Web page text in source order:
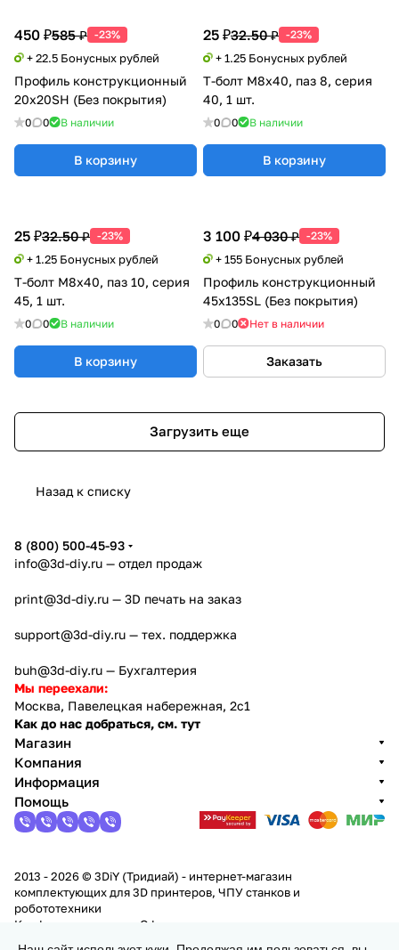
450 ₽585 ₽ -23%
+ 22.5 Бонусных рублей
Профиль конструкционный
20х20SH (Без покрытия)
0 0 В наличии
В корзину
25 ₽32.50 ₽ -23%
+ 1.25 Бонусных рублей
Т-болт М8х40, паз 8, серия
40, 1 шт.
0 0 В наличии
В корзину
25 ₽32.50 ₽ -23%
+ 1.25 Бонусных рублей
Т-болт М8х40, паз 10, серия
45, 1 шт.
0 0 В наличии
В корзину
3 100 ₽4 030 ₽ -23%
+ 155 Бонусных рублей
Профиль конструкционный
45х135SL (Без покрытия)
0 0 Нет в наличии
Заказать
Загрузить еще
Назад к списку
8 (800) 500-45-93
info@3d-diy.ru — отдел продаж
print@3d-diy.ru — 3D печать на заказ
support@3d-diy.ru — тех. поддержка
buh@3d-diy.ru — Бухгалтерия
Мы переехали:
Москва, Павелецкая набережная, 2с1
Как до нас добраться, см. тут
Магазин
Компания
Информация
Помощь
2013 - 2026 © 3DiY (Тридиай) - интернет-магазин
комплектующих для 3D принтеров, ЧПУ станков и
робототехники
Конфиденциальность Оферта